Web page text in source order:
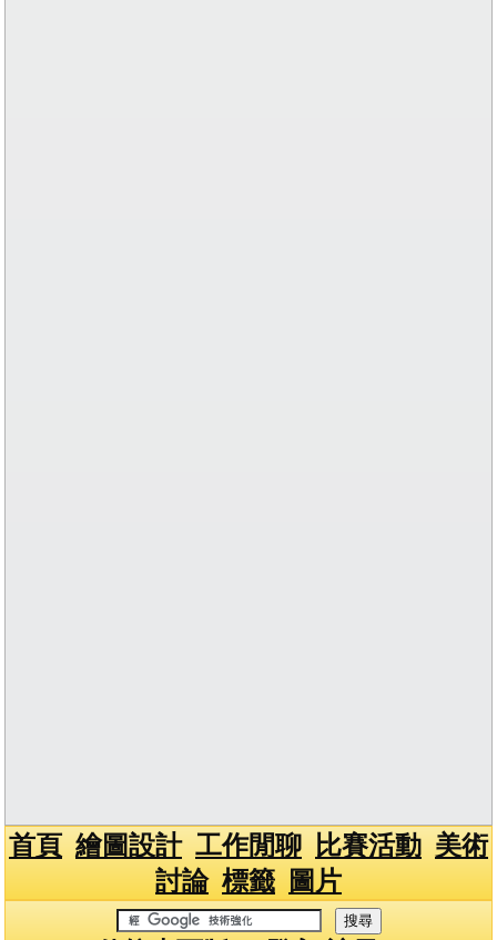
首頁 繪圖設計 工作閒聊 比賽活動 美術
討論 標籤 圖片